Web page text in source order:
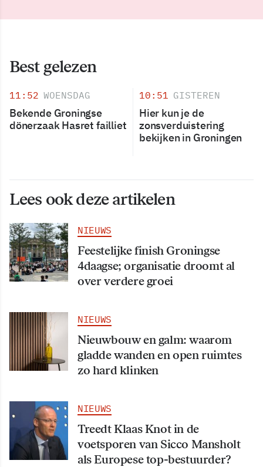
Best gelezen
11:52 WOENSDAG
Bekende Groningse
dönerzaak Hasret failliet
10:51 GISTEREN
Hier kun je de
zonsverduistering
bekijken in Groningen
Lees ook deze artikelen
NIEUWS
Feestelijke finish Groningse
4daagse; organisatie droomt al
over verdere groei
NIEUWS
Nieuwbouw en galm: waarom
gladde wanden en open ruimtes
zo hard klinken
NIEUWS
Treedt Klaas Knot in de
voetsporen van Sicco Mansholt
als Europese top-bestuurder?